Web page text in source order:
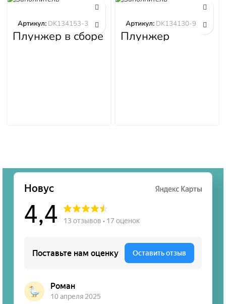
Плунжер в сборе
DK134153-3520
Артикул: DK134153-3520
Плунжер
DK134130-9320
Артикул: DK134130-9320